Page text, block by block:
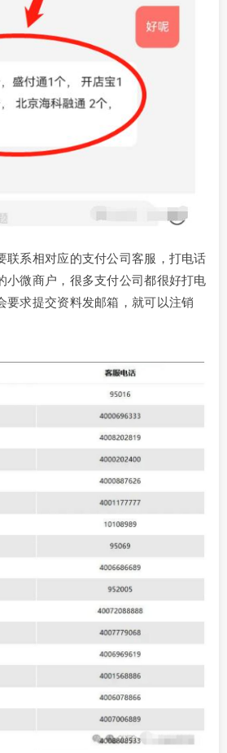
联系相对应的支付公司客服，打电话
小微商户，很多支付公司都很好打电
要求提交资料发邮箱，就可以注销